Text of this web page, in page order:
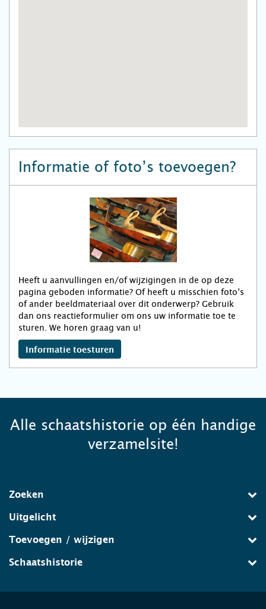
Informatie of foto’s toevoegen?
Heeft u aanvullingen en/of wijzigingen in de op deze
pagina geboden informatie? Of heeft u misschien foto’s
of ander beeldmateriaal over dit onderwerp? Gebruik
dan ons reactieformulier om ons uw informatie toe te
sturen. We horen graag van u!
Informatie toesturen
Alle schaatshistorie op één handige
verzamelsite!
Zoeken
Uitgelicht
Toevoegen / wijzigen
Schaatshistorie